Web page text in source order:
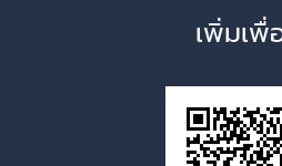
เพิ่มเพื่